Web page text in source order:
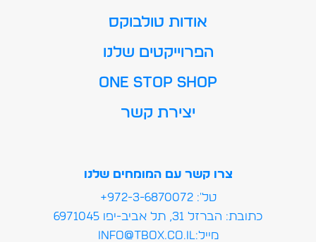
צרו קשר עם המומחים שלנו
טל': 972-3-6870072+
כתובת: הברזל 31, תל אביב-יפו 6971045
מייל:info@tbox.co.il
אודות טולבוקס
הפרוייקטים שלנו
ONE STOP SHOP
יצירת קשר